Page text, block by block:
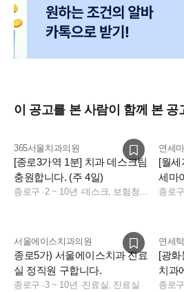
이 공고를 본 사람이 함께 본 공
365서울치과의원
[종로3가역 1분] 치과 데스크팀
충원합니다. (주 4일)
종로구 ·2 ~ 10년 ·
연세
[월세
세마
팀원
종로구
서울에이스치과의원
종로5가) 서울에이스치과 진료
실 정직원 구합니다.
종로구 ·3 ~ 10년 ·진료실, 진료실
연세
[광
치과
주5
종로구